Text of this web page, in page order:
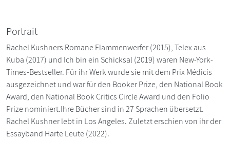
Portrait
Rachel Kushners Romane Flammenwerfer (2015), Telex aus
Kuba (2017) und Ich bin ein Schicksal (2019) waren New-York-
Times-Bestseller. Für ihr Werk wurde sie mit dem Prix Médicis
ausgezeichnet und war für den Booker Prize, den National Book
Award, den National Book Critics Circle Award und den Folio
Prize nominiert.Ihre Bücher sind in 27 Sprachen übersetzt.
Rachel Kushner lebt in Los Angeles. Zuletzt erschien von ihr der
Essayband Harte Leute (2022).